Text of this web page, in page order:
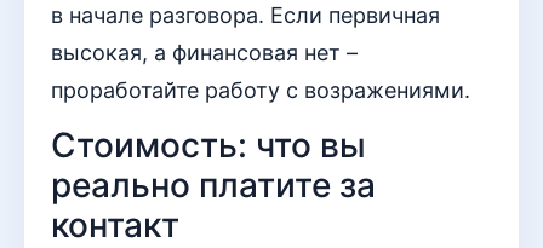
в начале разговора. Если первичная
высокая, а финансовая нет –
проработайте работу с возражениями.
Стоимость: что вы
реально платите за
контакт